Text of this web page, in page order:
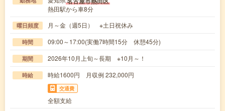
熱田駅から車8分
曜日頻度 月～金（週5日） ※土日祝休み
時間 09:00～17:00(実働7時間15分 休憩45分)
期間 2026年10月上旬～長期 ※10月～！
時給 時給1600円 月収例 232,000円
交通費
全額支給